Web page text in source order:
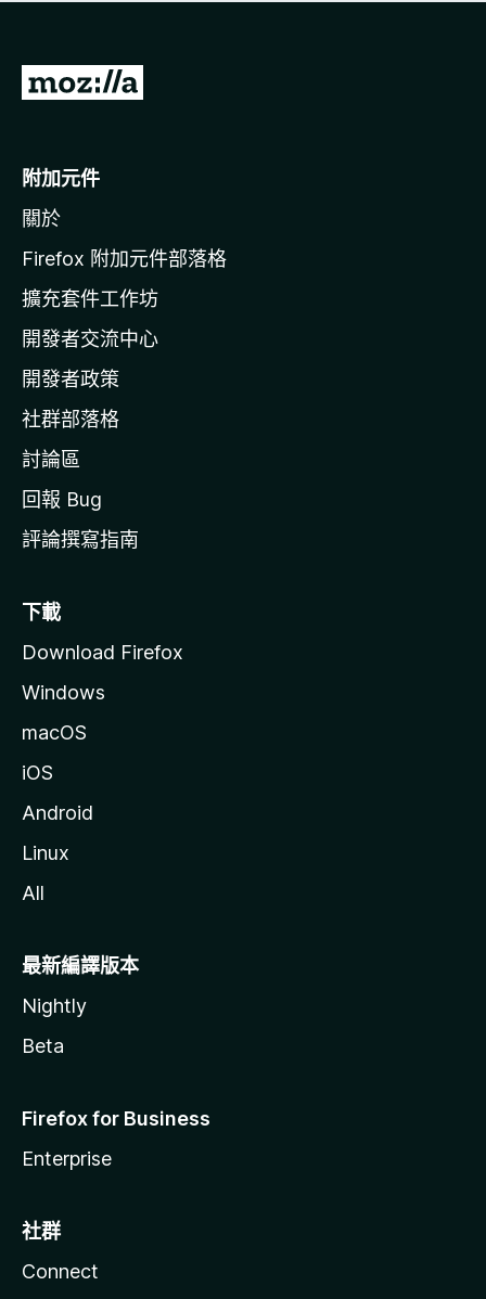
有
前
o
i
l
a
官
網
附加元件
關於
Firefox 附加元件部落格
擴充套件工作坊
開發者交流中心
開發者政策
社群部落格
討論區
回報 Bug
評論撰寫指南
下載
Download Firefox
Windows
macOS
iOS
Android
Linux
All
最新編譯版本
Nightly
Beta
Firefox for Business
Enterprise
社群
Connect